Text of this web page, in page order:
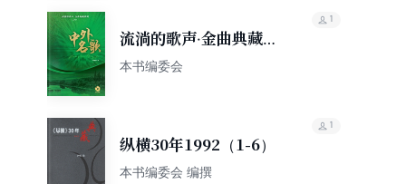
流淌的歌声·金曲典藏系
列：中外名歌
本书编委会
1
纵横30年1992（1-6）
本书编委会 编撰
1